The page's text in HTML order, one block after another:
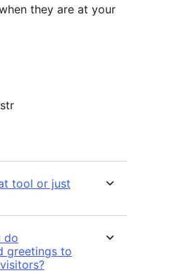
they are at your
tool or just
do
greetings to